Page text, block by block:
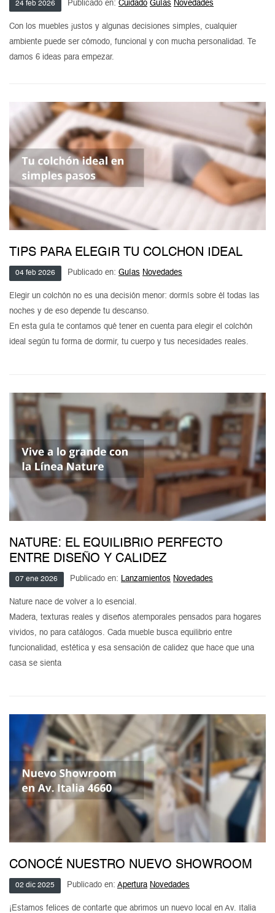
24 feb 2026 Publicado en: Cuidado Guías Novedades
Con los muebles justos y algunas decisiones simples, cualquier
ambiente puede ser cómodo, funcional y con mucha personalidad. Te
damos 6 ideas para empezar.
TIPS PARA ELEGIR TU COLCHON IDEAL
04 feb 2026 Publicado en: Guías Novedades
Elegir un colchón no es una decisión menor: dormís sobre él todas las
noches y de eso depende tu descanso.
En esta guía te contamos qué tener en cuenta para elegir el colchón
ideal según tu forma de dormir, tu cuerpo y tus necesidades reales.
NATURE: EL EQUILIBRIO PERFECTO
ENTRE DISEÑO Y CALIDEZ
07 ene 2026 Publicado en: Lanzamientos Novedades
Nature nace de volver a lo esencial.
Madera, texturas reales y diseños atemporales pensados para hogares
vividos, no para catálogos. Cada mueble busca equilibrio entre
funcionalidad, estética y esa sensación de calidez que hace que una
casa se sienta
CONOCÉ NUESTRO NUEVO SHOWROOM
02 dic 2025 Publicado en: Apertura Novedades
¡Estamos felices de contarte que abrimos un nuevo local en Av. Italia
Bibliotecas